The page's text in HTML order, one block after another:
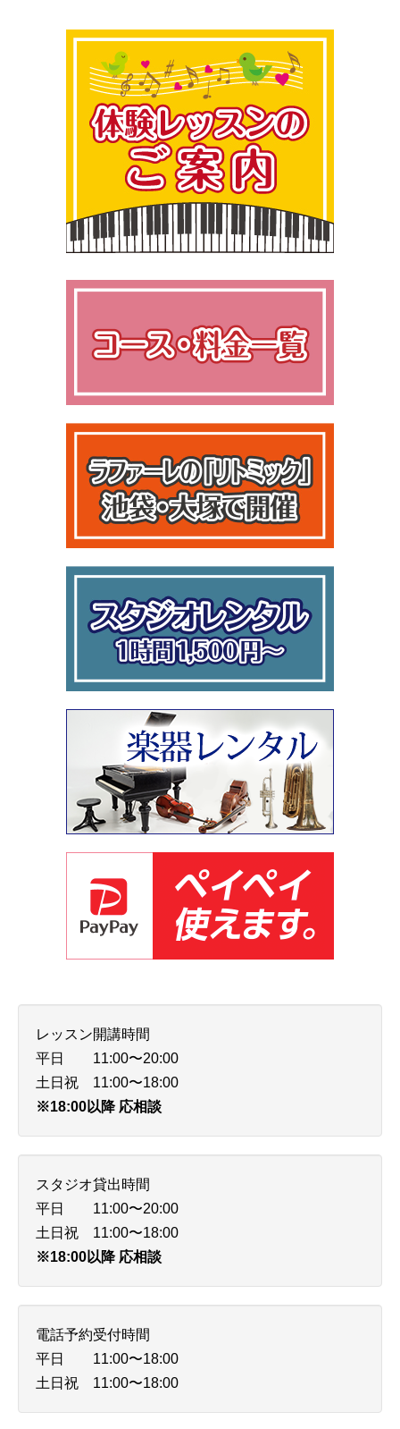
レッスン開講時間
平日 11:00〜20:00
土日祝 11:00〜18:00
※18:00以降 応相談
スタジオ貸出時間
平日 11:00〜20:00
土日祝 11:00〜18:00
※18:00以降 応相談
電話予約受付時間
平日 11:00〜18:00
土日祝 11:00〜18:00